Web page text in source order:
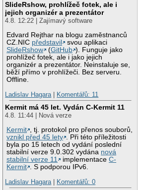
SlideRshow, prohlížeč fotek, ale i
jejich organizér a prezentátor
4.8. 12:22 | Zajímavý software
Edvard Rejthar na blogu zaměstnanců
CZ.NIC představil
svou aplikaci
SlideRshow
(GitHub ). Funguje jako
prohlížeč fotek, ale i jako jejich
organizér a prezentátor. Neinstaluje se,
běží přímo v prohlížeči. Bez serveru.
Offline.
Ladislav Hagara | Komentářů: 11
Kermit má 45 let. Vydán C-Kermit 11
4.8. 11:44 | Nová verze
Kermit , tj. protokol pro přenos souborů,
vznikl před 45 lety . Při této příležitosti
byla po 15 letech od vydání poslední
stabilní verze 9.0.302 vydána nová
stabilní verze 11
implementaceC-
Kermit . S podporou IPv6.
Ladislav Hagara | Komentářů: 0